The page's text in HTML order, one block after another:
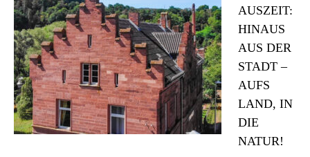
AUSZEIT:
HINAUS
AUS DER
STADT –
AUFS
LAND, IN
DIE
NATUR!